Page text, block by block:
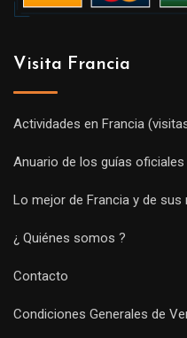
Visita Francia
Actividades en Francia
Anuario de los guías
Lo mejor de Francia y de sus
¿ Quiénes somos ?
Contacto
Condiciones Generales de